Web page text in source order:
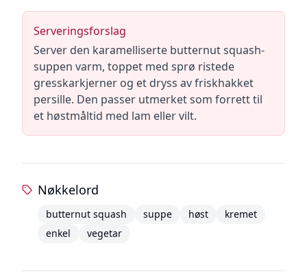
Serveringsforslag
Server den karamelliserte butternut squash-
suppen varm, toppet med sprø ristede
gresskarkjerner og et dryss av friskhakket
persille. Den passer utmerket som forrett til
et høstmåltid med lam eller vilt.
Nøkkelord
butternut squash suppe høst
kremet
enkel
vegetar